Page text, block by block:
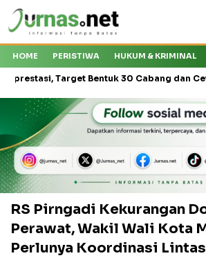
HOME PERISTIWA HUKUM & KRIMINAL
Bentuk 30 Cabang dan Cetak Atlet
RS Pirngadi Kekurangan
Perawat, Wakil Wali Kota
Perlunya Koordinasi